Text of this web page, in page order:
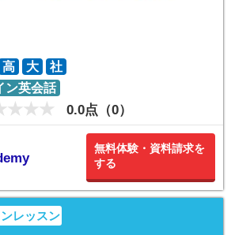
高 大
社
ン英会話
0.0点（0）
無料体験・資料請求を
する
レッスン